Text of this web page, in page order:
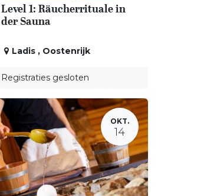
Level 1: Räucherrituale in
der Sauna
Ladis , Oostenrijk
Registraties gesloten
OKT.
14